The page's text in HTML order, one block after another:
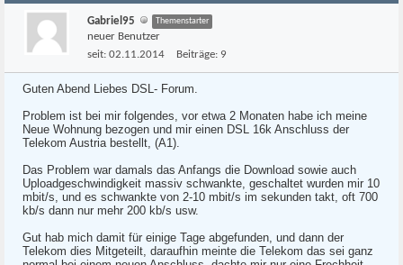
Gabriel95 Themenstarter
neuer Benutzer
seit: 02.11.2014 Beiträge: 9
Guten Abend Liebes DSL- Forum.
Problem ist bei mir folgendes, vor etwa 2 Monaten habe ich meine
Neue Wohnung bezogen und mir einen DSL 16k Anschluss der
Telekom Austria bestellt, (A1).
Das Problem war damals das Anfangs die Download sowie auch
Uploadgeschwindigkeit massiv schwankte, geschaltet wurden mir 10
mbit/s, und es schwankte von 2-10 mbit/s im sekunden takt, oft 700
kb/s dann nur mehr 200 kb/s usw.
Gut hab mich damit für einige Tage abgefunden, und dann der
Telekom dies Mitgeteilt, daraufhin meinte die Telekom das sei ganz